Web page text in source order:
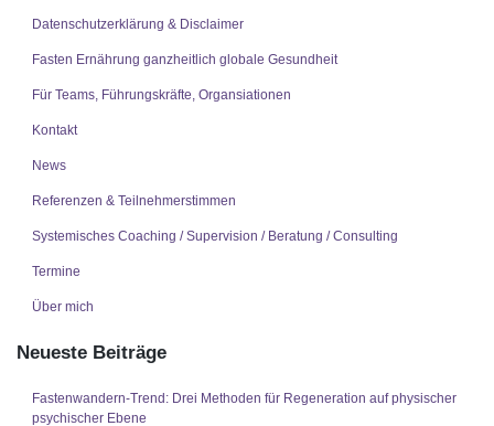
Datenschutzerklärung & Disclaimer
Fasten Ernährung ganzheitlich globale Gesundheit
Für Teams, Führungskräfte, Organsiationen
Kontakt
News
Referenzen & Teilnehmerstimmen
Systemisches Coaching / Supervision / Beratung / Consulting
Termine
Über mich
Neueste Beiträge
Fastenwandern-Trend: Drei Methoden für Regeneration auf physischer
psychischer Ebene